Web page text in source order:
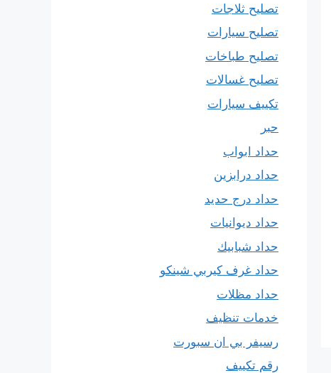
تصليح ثلاجات
تصليح سيارات
تصليح طباخات
تصليح غسالات
تكييف سيارات
حبر
حداد ابواب
حداد درابزين
حداد درج حديد
حداد ديوانيات
حداد شبابيك
حداد غرف كيربي شينكو
حداد مظلات
خدمات تنظيف
رسيفر بي ان سبورت
رقم تكييف